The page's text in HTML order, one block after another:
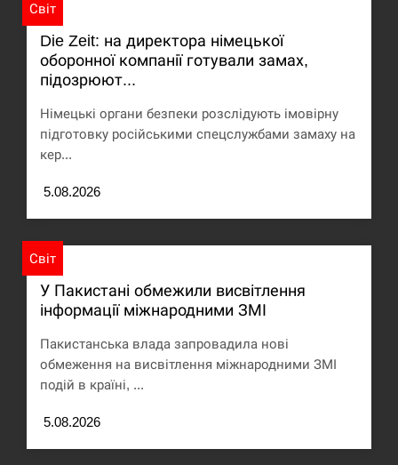
Світ
Die Zeit: на директора німецької
оборонної компанії готували замах,
підозрюют...
Німецькі органи безпеки розслідують імовірну
підготовку російськими спецслужбами замаху на
кер...
5.08.2026
Світ
У Пакистані обмежили висвітлення
інформації міжнародними ЗМІ
Пакистанська влада запровадила нові
обмеження на висвітлення міжнародними ЗМІ
подій в країні, ...
5.08.2026